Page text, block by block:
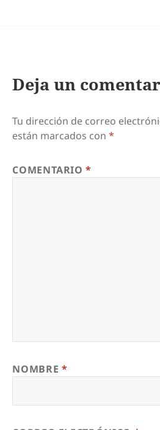
Deja un
Tu dirección de correo
están marcados con*
COMENTARIO*
NOMBRE *